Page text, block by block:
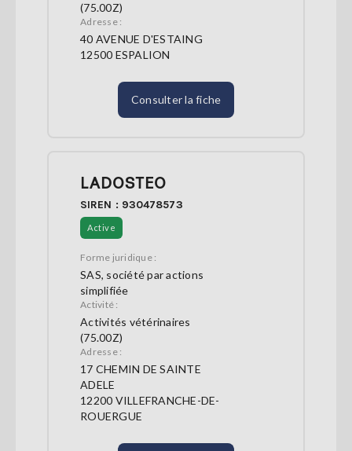
(75.00Z)
Adresse :
40 AVENUE D'ESTAING
12500 ESPALION
Consulter la fiche
LADOSTEO
SIREN : 930478573
Active
Forme juridique :
SAS, société par actions
simplifiée
Activité :
Activités vétérinaires
(75.00Z)
Adresse :
17 CHEMIN DE SAINTE
ADELE
12200 VILLEFRANCHE-DE-
ROUERGUE